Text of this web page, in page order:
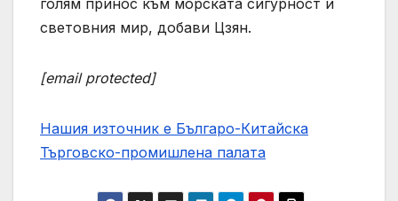
голям принос към морската сигурност и
световния мир, добави Цзян.
[email protected]
Нашия източник е Българо-Китайска
Търговско-промишлена палaта